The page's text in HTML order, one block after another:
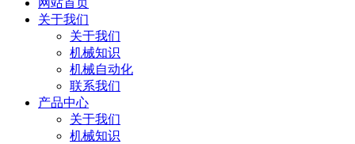
网站首页
关于我们
关于我们
机械知识
机械自动化
联系我们
产品中心
关于我们
机械知识